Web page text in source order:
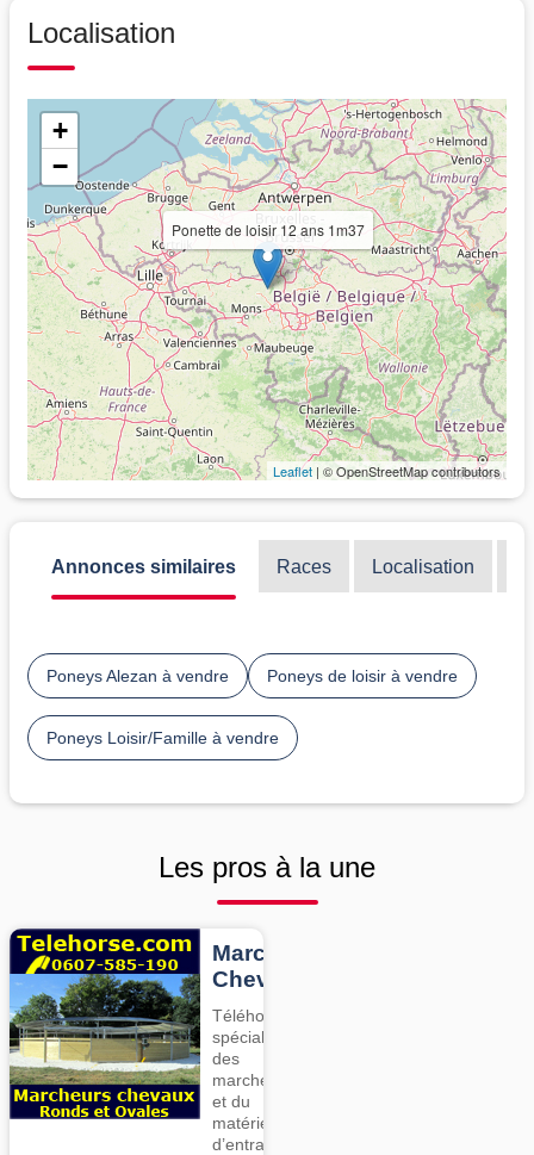
Localisation
Ponette de loisir 12 ans 1m37
+
−
Leaflet | © OpenStreetMap contributors
Annonces similaires Races Localisation
Poneys Alezan à vendre Poneys de loisir à vendre
Poneys Loisir/Famille à vendre
Les pros à la une
Marcheurs
Chevaux
Téléhorse,
spécialiste
des
marcheurs
et du
matériel
d’entrainement